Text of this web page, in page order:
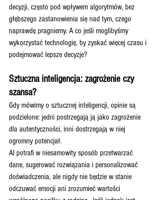
decyzji, często pod wpływem algorytmów, bez
głębszego zastanowienia się nad tym, czego
naprawdę pragniemy. A co jeśli moglibyśmy
wykorzystać technologię, by zyskać więcej czasu i
podejmować lepsze decyzje?
Sztuczna inteligencja: zagrożenie czy
szansa?
Gdy mówimy o sztucznej inteligencji, opinie są
podzielone: jedni postrzegają ją jako zagrożenie
dla autentyczności, inni dostrzegają w niej
ogromny potencjał.
AI potrafi w niesamowity sposób przetwarzać
dane, sugerować rozwiązania i personalizować
doświadczenia, ale nigdy nie będzie w stanie
odczuwać emocji ani zrozumieć wartości